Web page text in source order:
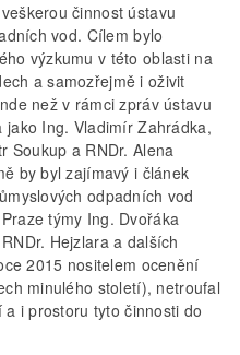
činnost ústavu
vod. Cílem bylo
výzkumu v této oblasti na
a samozřejmě i oživit
než v rámci zpráv ústavu
Ing. Vladimír Zahrádka,
Soukup a RNDr. Alena
by byl zajímavý i článek
odpadních vod
týmy Ing. Dvořáka
Hejzlara a dalších
2015 nositelem ocenění
minulého století), netroufal
i prostoru tyto činnosti do